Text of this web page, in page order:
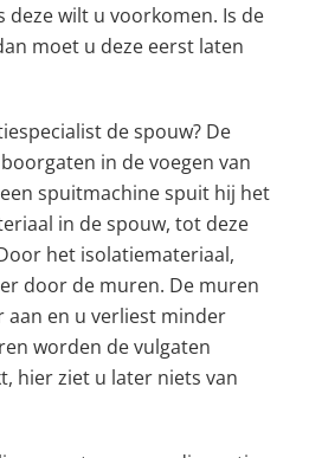
wilt u voorkomen. Is de
moet u deze eerst laten
de spouw? De
in de voegen van
spuitmachine spuit hij het
in de spouw, tot deze
het isolatiemateriaal,
door de muren. De muren
en u verliest minder
worden de vulgaten
hier ziet u later niets van